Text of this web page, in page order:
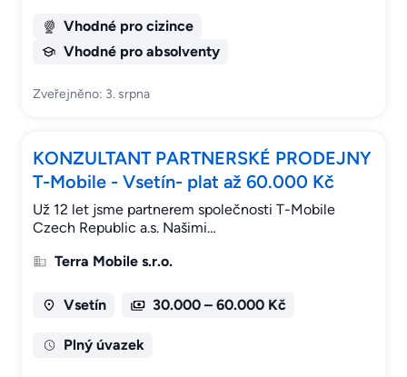
Vhodné pro cizince
Vhodné pro absolventy
Zveřejněno: 3. srpna
KONZULTANT PARTNERSKÉ PRODEJNY
T-Mobile - Vsetín- plat až 60.000 Kč
Už 12 let jsme partnerem společnosti T-Mobile
Czech Republic a.s. Našimi…
Terra Mobile s.r.o.
Vsetín 30.000 – 60.000 Kč
Plný úvazek